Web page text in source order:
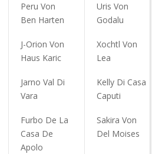
Peru Von
Ben Harten
Uris Von
Godalu
J-Orion Von
Haus Karic
Xochtl Von
Lea
Jarno Val Di
Vara
Kelly Di Casa
Caputi
Furbo De La
Casa De
Apolo
Sakira Von
Del Moises